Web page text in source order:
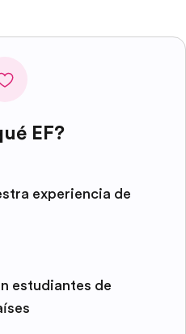
EF?
experiencia de
estudiantes de